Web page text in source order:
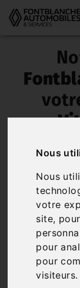
Nous
Nous
votre
site,
pour
pour
visiteurs.
Renault
dans
véhicule,
mécanique
voiture.